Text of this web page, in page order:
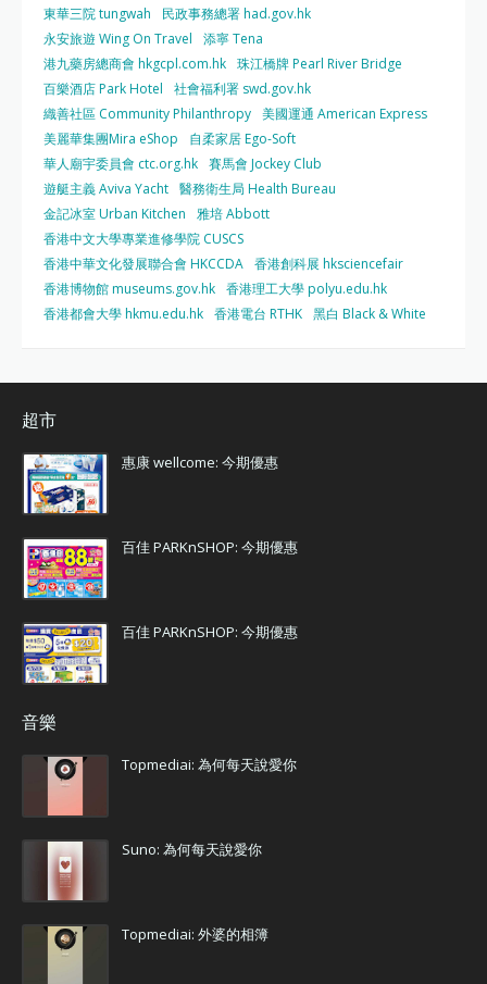
東華三院 tungwah
民政事務總署 had.gov.hk
永安旅遊 Wing On Travel
添寧 Tena
港九藥房總商會 hkgcpl.com.hk 珠江橋牌 Pearl River Bridge
百樂酒店 Park Hotel
社會福利署 swd.gov.hk
織善社區 Community Philanthropy 美國運通 American Express
美麗華集團Mira eShop
自柔家居 Ego-Soft
華人廟宇委員會 ctc.org.hk 賽馬會 Jockey Club
遊艇主義 Aviva Yacht 醫務衛生局 Health Bureau
金記冰室 Urban Kitchen
雅培 Abbott
香港中文大學專業進修學院 CUSCS
香港中華文化發展聯合會 HKCCDA 香港創科展 hksciencefair
香港博物館 museums.gov.hk 香港理工大學 polyu.edu.hk
香港都會大學 hkmu.edu.hk 香港電台 RTHK 黑白 Black & White
超市
惠康 wellcome: 今期優惠
百佳 PARKnSHOP: 今期優惠
百佳 PARKnSHOP: 今期優惠
音樂
Topmediai: 為何每天說愛你
Suno: 為何每天說愛你
Topmediai: 外婆的相簿